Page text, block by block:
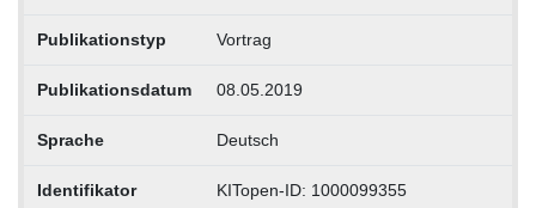
Publikationstyp Vortrag
Publikationsdatum 08.05.2019
Sprache Deutsch
Identifikator KITopen-ID: 1000099355